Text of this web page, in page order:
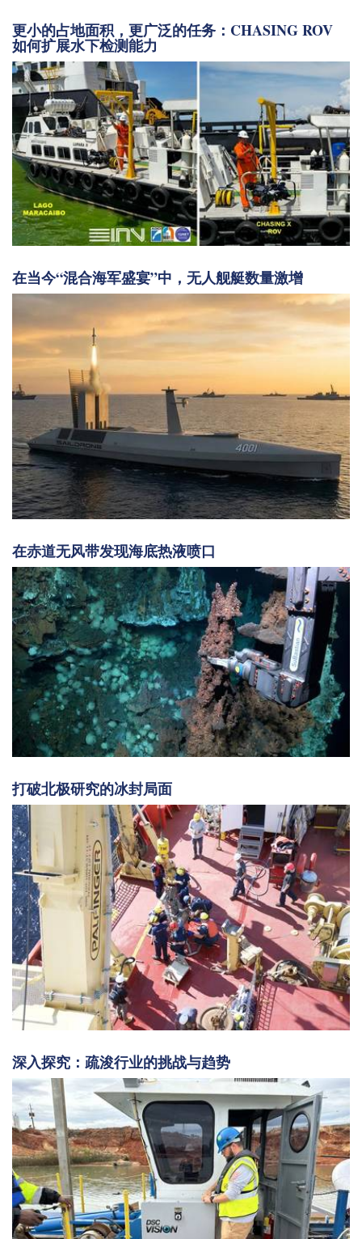
更小的占地面积，更广泛的任务：CHASING ROV
如何扩展水下检测能力
在当今“混合海军盛宴”中，无人舰艇数量激增
在赤道无风带发现海底热液喷口
打破北极研究的冰封局面
深入探究：疏浚行业的挑战与趋势